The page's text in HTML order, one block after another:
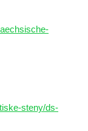
steny/ds-